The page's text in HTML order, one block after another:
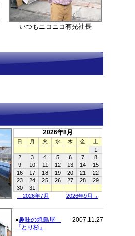
いつもニコニコ有光社長
2026年8月
日 月 火 水 木 金 土
1
2
3 4 5 6 7
8
9
10 11 12 13 14
15
16
17 18 19 20 21
22
23
24 25 26 27 28
29
30
31
←2026年7月
2026年9月→
●趣味の焼鳥屋
『とり杉』
2007.11.27